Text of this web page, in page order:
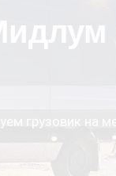
грузовик на